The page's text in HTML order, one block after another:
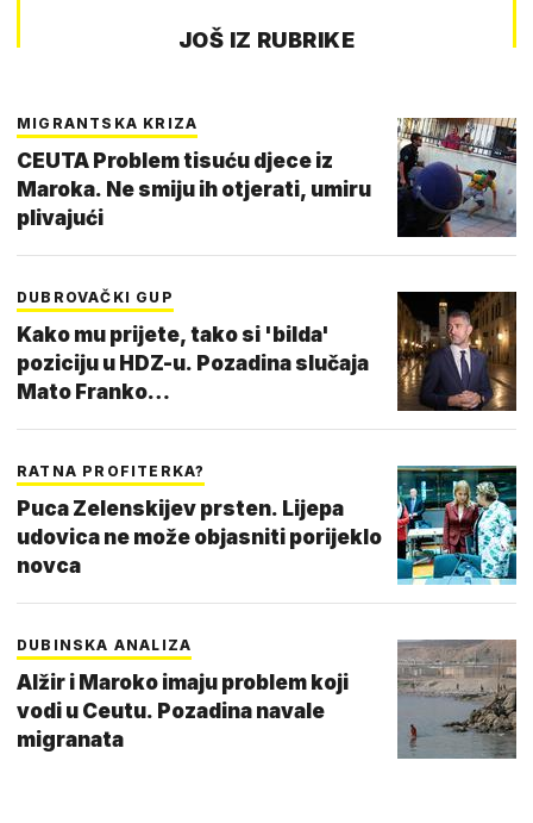
JOŠ IZ RUBRIKE
MIGRANTSKA KRIZA
CEUTA Problem tisuću djece iz
Maroka. Ne smiju ih otjerati, umiru
plivajući
DUBROVAČKI GUP
Kako mu prijete, tako si 'bilda'
poziciju u HDZ-u. Pozadina slučaja
Mato Franko…
RATNA PROFITERKA?
Puca Zelenskijev prsten. Lijepa
udovica ne može objasniti porijeklo
novca
DUBINSKA ANALIZA
Alžir i Maroko imaju problem koji
vodi u Ceutu. Pozadina navale
migranata